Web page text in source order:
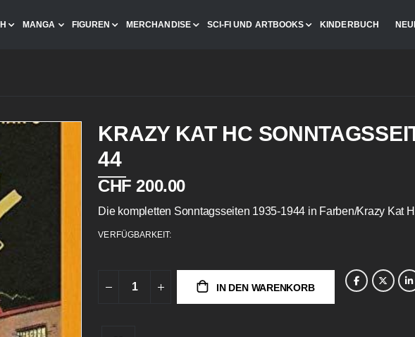
MANGA FIGUREN MERCHANDISE SCI-FI UND ARTBOOKS KINDERBUCH
KRAZY KAT HC
44
CHF 200.00
Die kompletten Sonntagsseiten 1935-1944 in Farben/Krazy Kat
VERFÜGBARKEIT:
IN DEN WARENKORB